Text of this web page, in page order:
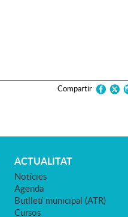
Compartir
ACTUALITAT
Notícies
Agenda
Butlletí municipal (ATR)
Cursos